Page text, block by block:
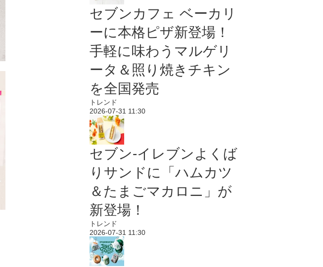
セブンカフェ ベーカリ
ーに本格ピザ新登場！
手軽に味わうマルゲリ
ータ＆照り焼きチキン
を全国発売
トレンド
2026-07-31 11:30
セブン‐イレブンよくば
りサンドに「ハムカツ
＆たまごマカロニ」が
新登場！
トレンド
2026-07-31 11:30